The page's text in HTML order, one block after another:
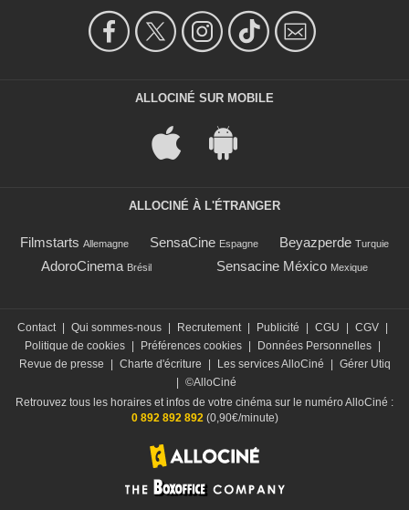
ALLOCINÉ SUR MOBILE
ALLOCINÉ À L'ÉTRANGER
Filmstarts Allemagne SensaCine Espagne Beyazperde Turquie
AdoroCinema Brésil Sensacine México Mexique
Contact Qui sommes-nous Recrutement Publicité CGU CGV
Politique de cookies
Préférences cookies Données Personnelles
Revue de presse
Charte d'écriture Les services AlloCiné
Gérer Utiq
©AlloCiné
Retrouvez tous les horaires et infos de votre cinéma sur le numéro AlloCiné :
0 892 892 892(0,90€/minute)